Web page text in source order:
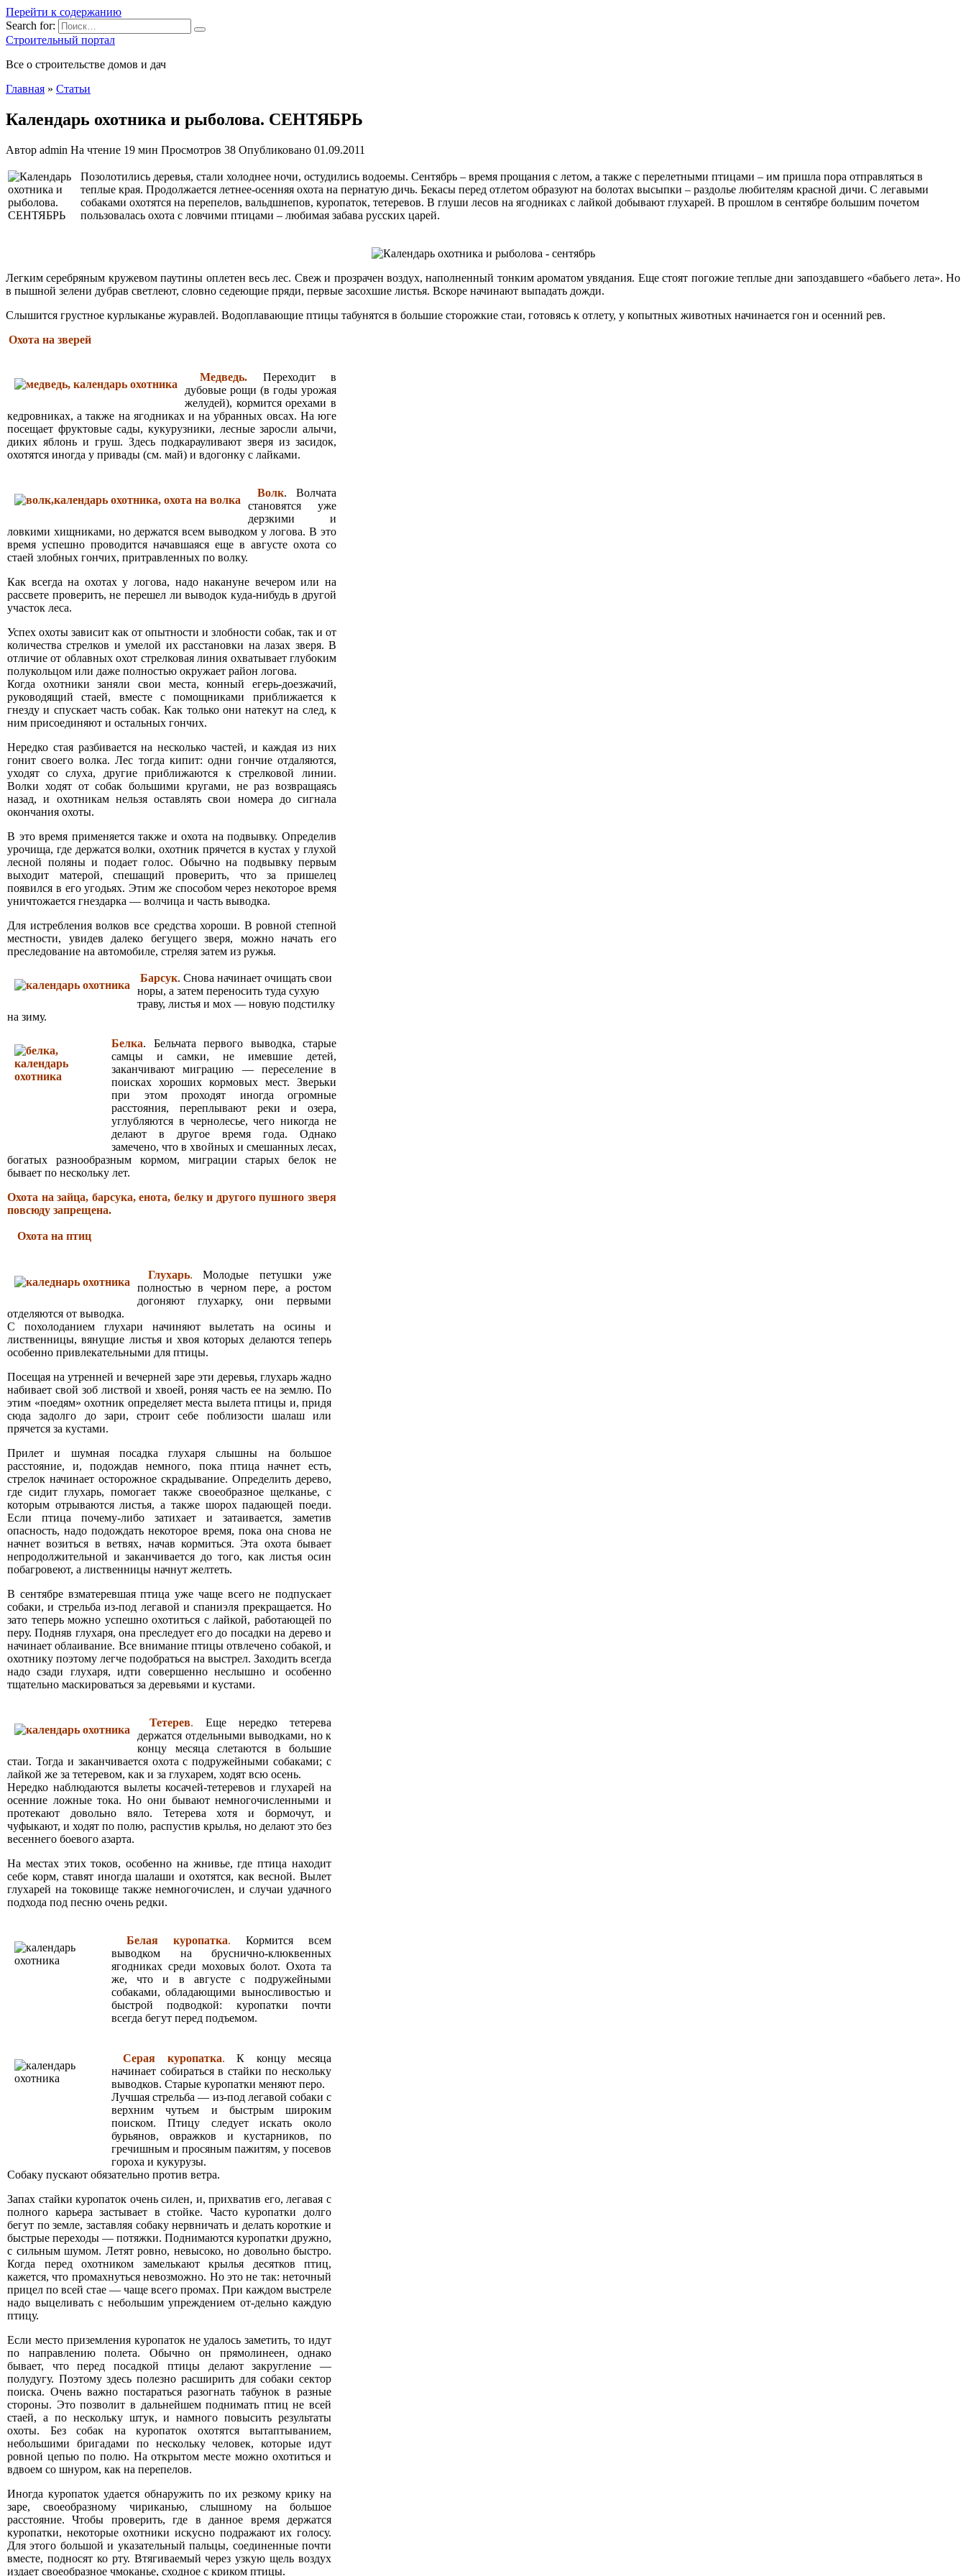
Перейти к содержанию
Search for:
Строительный портал
Все о строительстве домов и дач
Главная » Статьи
Календарь охотника и рыболова. СЕНТЯБРЬ
Автор admin На чтение 19 мин Просмотров 38 Опубликовано 01.09.2011
Позолотились деревья, стали холоднее ночи, остудились водоемы. Сентябрь – время прощания с летом, а также с перелетными птицами – им пришла пора отправляться в
теплые края. Продолжается летнее-осенняя охота на пернатую дичь. Бекасы перед отлетом образуют на болотах высыпки – раздолье любителям красной дичи. С легавыми
собаками охотятся на перепелов, вальдшнепов, куропаток, тетеревов. В глуши лесов на ягодниках с лайкой добывают глухарей. В прошлом в сентябре большим почетом
пользовалась охота с ловчими птицами – любимая забава русских царей.
Легким серебряным кружевом паутины оплетен весь лес. Свеж и прозрачен воздух, наполненный тонким ароматом увядания. Еще стоят погожие теплые дни запоздавшего «бабьего лета». Но
в пышной зелени дубрав светлеют, словно седеющие пряди, первые засохшие листья. Вскоре начинают выпадать дожди.
Слышится грустное курлыканье журавлей. Водоплавающие птицы табунятся в большие сторожкие стаи, готовясь к отлету, у копытных животных начинается гон и осенний рев.
Охота на зверей
Медведь. Переходит в
дубовые рощи (в годы урожая
желудей), кормится орехами в
кедровниках, а также на ягодниках и на убранных овсах. На юге
посещает фруктовые сады, кукурузники, лесные заросли алычи,
диких яблонь и груш. Здесь подкарауливают зверя из засидок,
охотятся иногда у привады (см. май) и вдогонку с лайками.
Волк. Волчата
становятся уже
дерзкими и
ловкими хищниками, но держатся всем выводком у логова. В это
время успешно проводится начавшаяся еще в августе охота со
стаей злобных гончих, притравленных по волку.
Как всегда на охотах у логова, надо накануне вечером или на
рассвете проверить, не перешел ли выводок куда-нибудь в другой
участок леса.
Успех охоты зависит как от опытности и злобности собак, так и от
количества стрелков и умелой их расстановки на лазах зверя. В
отличие от облавных охот стрелковая линия охватывает глубоким
полукольцом или даже полностью окружает район логова.
Когда охотники заняли свои места, конный егерь-доезжачий,
руководящий стаей, вместе с помощниками приближается к
гнезду и спускает часть собак. Как только они натекут на след, к
ним присоединяют и остальных гончих.
Нередко стая разбивается на несколько частей, и каждая из них
гонит своего волка. Лес тогда кипит: одни гончие отдаляются,
уходят со слуха, другие приближаются к стрелковой линии.
Волки ходят от собак большими кругами, не раз возвращаясь
назад, и охотникам нельзя оставлять свои номера до сигнала
окончания охоты.
В это время применяется также и охота на подвывку. Определив
урочища, где держатся волки, охотник прячется в кустах у глухой
лесной поляны и подает голос. Обычно на подвывку первым
выходит матерой, спешащий проверить, что за пришелец
появился в его угодьях. Этим же способом через некоторое время
уничтожается гнездарка — волчица и часть выводка.
Для истребления волков все средства хороши. В ровной степной
местности, увидев далеко бегущего зверя, можно начать его
преследование на автомобиле, стреляя затем из ружья.
Барсук. Снова начинает очищать свои
норы, а затем переносить туда сухую
траву, листья и мох — новую подстилку
на зиму.
Белка. Бельчата первого выводка, старые
самцы и самки, не имевшие детей,
заканчивают миграцию — переселение в
поисках хороших кормовых мест. Зверьки
при этом проходят иногда огромные
расстояния, переплывают реки и озера,
углубляются в чернолесье, чего никогда не
делают в другое время года. Однако
замечено, что в хвойных и смешанных лесах,
богатых разнообразным кормом, миграции старых белок не
бывает по нескольку лет.
Охота на зайца, барсука, енота, белку и другого пушного зверя
повсюду запрещена.
Охота на птиц
Глухарь. Молодые петушки уже
полностью в черном пере, а ростом
догоняют глухарку, они первыми
отделяются от выводка.
С похолоданием глухари начиняют вылетать на осины и
лиственницы, вянущие листья и хвоя которых делаются теперь
особенно привлекательными для птицы.
Посещая на утренней и вечерней заре эти деревья, глухарь жадно
набивает свой зоб листвой и хвоей, роняя часть ее на землю. По
этим «поедям» охотник определяет места вылета птицы и, придя
сюда задолго до зари, строит себе поблизости шалаш или
прячется за кустами.
Прилет и шумная посадка глухаря слышны на большое
расстояние, и, подождав немного, пока птица начнет есть,
стрелок начинает осторожное скрадывание. Определить дерево,
где сидит глухарь, помогает также своеобразное щелканье, с
которым отрываются листья, а также шорох падающей поеди.
Если птица почему-либо затихает и затаивается, заметив
опасность, надо подождать некоторое время, пока она снова не
начнет возиться в ветвях, начав кормиться. Эта охота бывает
непродолжительной и заканчивается до того, как листья осин
побагровеют, а лиственницы начнут желтеть.
В сентябре взматеревшая птица уже чаще всего не подпускает
собаки, и стрельба из-под легавой и спаниэля прекращается. Но
зато теперь можно успешно охотиться с лайкой, работающей по
перу. Подняв глухаря, она преследует его до посадки на дерево и
начинает облаивание. Все внимание птицы отвлечено собакой, и
охотнику поэтому легче подобраться на выстрел. Заходить всегда
надо сзади глухаря, идти совершенно неслышно и особенно
тщательно маскироваться за деревьями и кустами.
Тетерев. Еще нередко тетерева
держатся отдельными выводками, но к
концу месяца слетаются в большие
стаи. Тогда и заканчивается охота с подружейными собаками; с
лайкой же за тетеревом, как и за глухарем, ходят всю осень.
Нередко наблюдаются вылеты косачей-тетеревов и глухарей на
осенние ложные тока. Но они бывают немногочисленными и
протекают довольно вяло. Тетерева хотя и бормочут, и
чуфыкают, и ходят по полю, распустив крылья, но делают это без
весеннего боевого азарта.
На местах этих токов, особенно на жнивье, где птица находит
себе корм, ставят иногда шалаши и охотятся, как весной. Вылет
глухарей на токовище также немногочислен, и случаи удачного
подхода под песню очень редки.
Белая куропатка. Кормится всем
выводком на бруснично-клюквенных
ягодниках среди моховых болот. Охота та
же, что и в августе с подружейными
собаками, обладающими выносливостью и
быстрой подводкой: куропатки почти
всегда бегут перед подъемом.
Серая куропатка. К концу месяца
начинает собираться в стайки по нескольку
выводков. Старые куропатки меняют перо.
Лучшая стрельба — из-под легавой собаки с
верхним чутьем и быстрым широким
поиском. Птицу следует искать около
бурьянов, овражков и кустарников, по
гречишным и просяным пажитям, у посевов
гороха и кукурузы.
Собаку пускают обязательно против ветра.
Запах стайки куропаток очень силен, и, прихватив его, легавая с
полного карьера застывает в стойке. Часто куропатки долго
бегут по земле, заставляя собаку нервничать и делать короткие и
быстрые переходы — потяжки. Поднимаются куропатки дружно,
с сильным шумом. Летят ровно, невысоко, но довольно быстро.
Когда перед охотником замелькают крылья десятков птиц,
кажется, что промахнуться невозможно. Но это не так: неточный
прицел по всей стае — чаще всего промах. При каждом выстреле
надо выцеливать с небольшим упреждением от-дельно каждую
птицу.
Если место приземления куропаток не удалось заметить, то идут
по направлению полета. Обычно он прямолинеен, однако
бывает, что перед посадкой птицы делают закругление —
полудугу. Поэтому здесь полезно расширить для собаки сектор
поиска. Очень важно постараться разогнать табунок в разные
стороны. Это позволит в дальнейшем поднимать птиц не всей
стаей, а по нескольку штук, и намного повысить результаты
охоты. Без собак на куропаток охотятся вытаптыванием,
небольшими бригадами по нескольку человек, которые идут
ровной цепью по полю. На открытом месте можно охотиться и
вдвоем со шнуром, как на перепелов.
Иногда куропаток удается обнаружить по их резкому крику на
заре, своеобразному чириканью, слышному на большое
расстояние. Чтобы проверить, где в данное время держатся
куропатки, некоторые охотники искусно подражают их голосу.
Для этого большой и указательный пальцы, соединенные почти
вместе, подносят ко рту. Втягиваемый через узкую щель воздух
издает своеобразное чмоканье, сходное с криком птицы.